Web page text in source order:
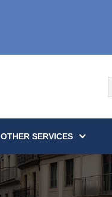
OTHER SERVICES